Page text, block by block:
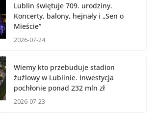
Lublin świętuje 709. urodziny.
Koncerty, balony, hejnały i „Sen o
Mieście”
2026-07-24
Wiemy kto przebuduje stadion
żużlowy w Lublinie. Inwestycja
pochłonie ponad 232 mln zł
2026-07-23